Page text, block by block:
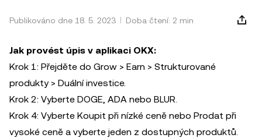
Publikováno dne 18. 5. 2023 Doba čtení: 2 min
Jak provést úpis v aplikaci OKX:
Krok 1: Přejděte do Grow > Earn > Strukturované
produkty > Duální investice.
Krok 2: Vyberte DOGE, ADA nebo BLUR.
Krok 4: Vyberte Koupit při nízké ceně nebo Prodat při
vysoké ceně a vyberte jeden z dostupných produktů.